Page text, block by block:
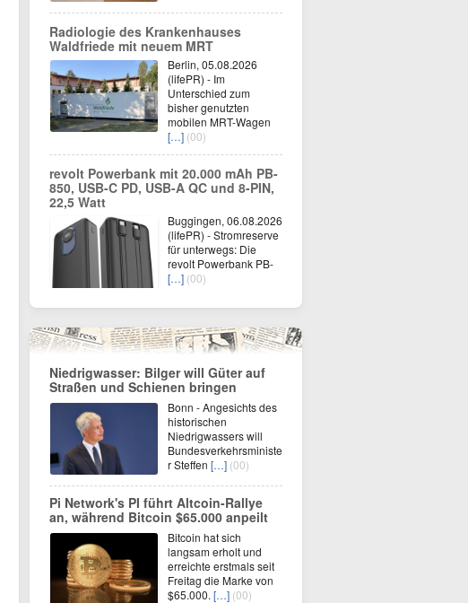
Radiologie des Krankenhauses
Waldfriede mit neuem MRT
Berlin, 05.08.2026
(lifePR) - Im
Unterschied zum
bisher genutzten
mobilen MRT-Wagen
[…] (00)
revolt Powerbank mit 20.000 mAh PB-
850, USB-C PD, USB-A QC und 8-PIN,
22,5 Watt
Buggingen, 06.08.2026
(lifePR) - Stromreserve
für unterwegs: Die
revolt Powerbank PB-
[…] (00)
Niedrigwasser: Bilger will Güter auf
Straßen und Schienen bringen
Bonn - Angesichts des
historischen
Niedrigwassers will
Bundesverkehrsministe
r Steffen […] (00)
Pi Network's PI führt Altcoin-Rallye
an, während Bitcoin $65.000 anpeilt
Bitcoin hat sich
langsam erholt und
erreichte erstmals seit
Freitag die Marke von
$65.000. […] (00)